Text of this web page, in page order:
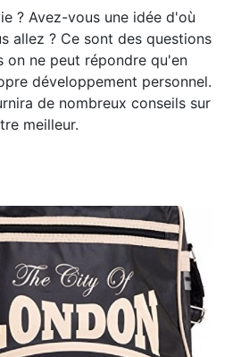
? Avez-vous une idée d'où
allez ? Ce sont des questions
on ne peut répondre qu'en
développement personnel.
de nombreux conseils sur
meilleur.